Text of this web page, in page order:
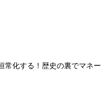
常化する！歴史の裏でマネー